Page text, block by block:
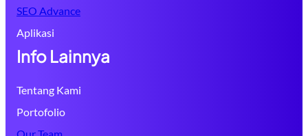
SEO Advance
Aplikasi
Info Lainnya
Tentang Kami
Portofolio